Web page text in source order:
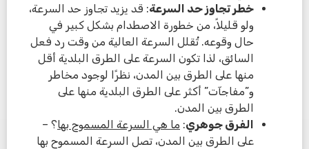
خطر تجاوز حد السرعة: قد يزيد تجاوز حد السرعة،
ولو قليلاً، من خطورة الاصطدام بشكل كبير في
حال وقوعه. تُقلل السرعة العالية من وقت رد فعل
السائق، لذا تكون السرعة على الطرق البلدية أقل
منها على الطرق بين المدن، نظرًا لوجود مخاطر
و”مفاجآت” أكثر على الطرق البلدية منها على
الطرق بين المدن.
الفرق جوهري: ما هي السرعة المسموح بها؟ –
على الطرق بين المدن، تصل السرعة المسموح بها